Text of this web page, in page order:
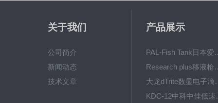
关于我们
公司简介
新闻动态
技术文章
产品展示
PAL-Fish Tank
Research plus
大龙dTrite
KDC-